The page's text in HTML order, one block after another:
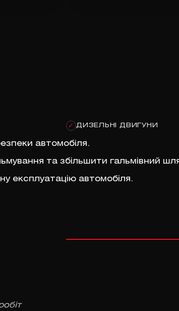
✓ ДИЗЕЛЬНІ ДВИГУНИ
автомобіля.
та збільшити гальмівний
експлуатацію автомобіля.